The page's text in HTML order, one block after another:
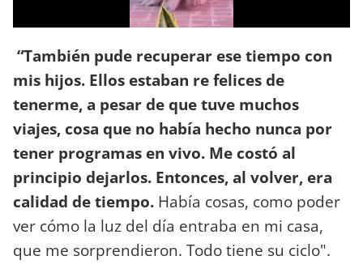
“También pude recuperar ese tiempo con
mis hijos. Ellos estaban re felices de
tenerme, a pesar de que tuve muchos
viajes, cosa que no había hecho nunca por
tener programas en vivo. Me costó al
principio dejarlos. Entonces, al volver, era
calidad de tiempo. Había cosas, como poder
ver cómo la luz del día entraba en mi casa,
que me sorprendieron. Todo tiene su ciclo".